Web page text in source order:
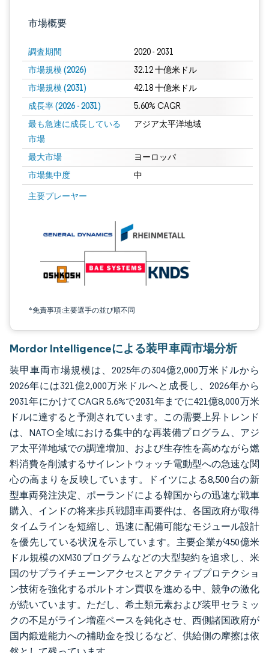
市場概要
調査期間 2020 - 2031
市場規模 (2026) 32.12 十億米ドル
市場規模 (2031) 42.18 十億米ドル
成長率 (2026 - 2031) 5.60% CAGR
最も急速に成長している
市場
アジア太平洋地域
最大市場 ヨーロッパ
市場集中度 中
主要プレーヤー
*免責事項:主要選手の並び順不同
画像 © Mordor Intelligence。再利用にはCC BY 4.0の表示が必要です。
Mordor Intelligenceによる装甲車両市場分析
装甲車両市場規模は、2025年の304億2,000万米ドルから
2026年には321億2,000万米ドルへと成長し、2026年から
2031年にかけてCAGR 5.6%で2031年までに421億8,000万米
ドルに達すると予測されています。この需要上昇トレンド
は、NATO全域における集中的な再装備プログラム、アジ
ア太平洋地域での調達増加、および生存性を高めながら燃
料消費を削減するサイレントウォッチ電動型への急速な関
心の高まりを反映しています。ドイツによる8,500台の新
型車両発注決定、ポーランドによる韓国からの迅速な戦車
購入、インドの将来歩兵戦闘車両要件は、各国政府が取得
タイムラインを短縮し、迅速に配備可能なモジュール設計
を優先している状況を示しています。主要企業が450億米
ドル規模のXM30プログラムなどの大型契約を追求し、米
国のサプライチェーンアクセスとアクティブプロテクショ
ン技術を強化するボルトオン買収を進める中、競争の激化
が続いています。ただし、希土類元素および装甲セラミッ
クの不足がライン増産ペースを鈍化させ、西側諸国政府が
国内鍛造能力への補助金を投じるなど、供給側の摩擦は依